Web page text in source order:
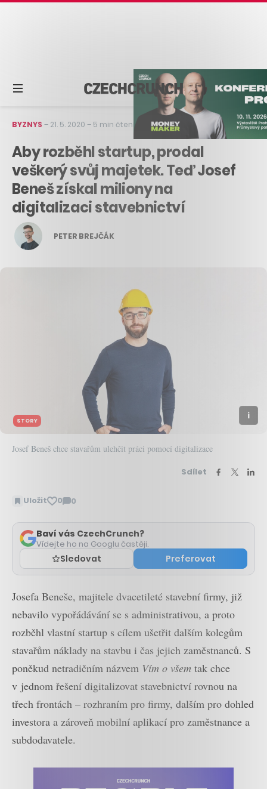
BYZNYS – 21. 5. 2020 – 5 min čtení
Aby rozběhl startup, prodal
veškerý svůj majetek. Teď Josef
Beneš získal miliony na
digitalizaci stavebnictví
PETER BREJČÁK
STORY
Josef Beneš chce stavařům ulehčit práci pomocí digitalizace
Sdílet
Uložit 0 0
Zobrazit
Baví vás CzechCrunch?
Vídejte ho na Googlu častěji.
Sledovat Preferovat
Josefa Beneše, majitele dvacetileté stavební firmy, již
nebavilo vypořádávání se s administrativou, a proto
rozběhl vlastní startup s cílem ušetřit dalším kolegům
stavařům náklady na stavbu i čas jejich zaměstnanců. S
poněkud netradičním názvem Vím o všem tak chce
v jednom řešení digitalizovat stavebnictví rovnou na
třech frontách – rozhraním pro firmy, dalším pro dohled
investora a zároveň mobilní aplikací pro zaměstnance a
subdodavatele.